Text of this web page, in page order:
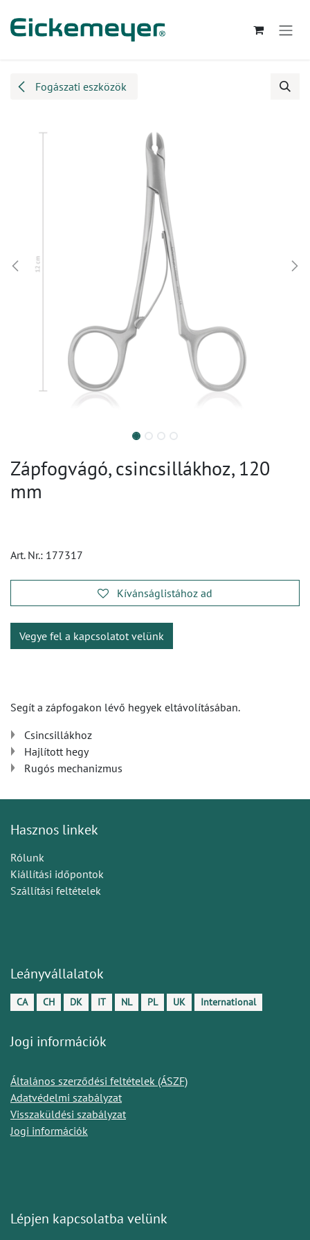
Fogászati eszközök
Zápfogvágó, csincsillákhoz, 120
mm
Art. Nr.: 177317
Kívánságlistához ad
Vegye fel a kapcsolatot velünk
Segít a zápfogakon lévő hegyek eltávolításában.
Csincsillákhoz
Hajlított hegy
Rugós mechanizmus
Hasznos linkek
Rólunk
Kiállítási időpontok
Szállítási feltételek
Leányvállalatok
CA CH DK IT NL PL UK International
Jogi információk
Általános szerződési feltételek (ÁSZF)
Adatvédelmi szabályzat
Visszaküldési szabályzat
Jogi információk
Lépjen kapcsolatba velünk